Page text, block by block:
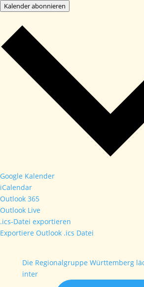
Kalender abonnieren
Google Kalender
iCalendar
Outlook 365
Outlook Live
.ics-Datei exportieren
Exportiere Outlook .ics Datei
Die Regionalgruppe Württemberg
inter